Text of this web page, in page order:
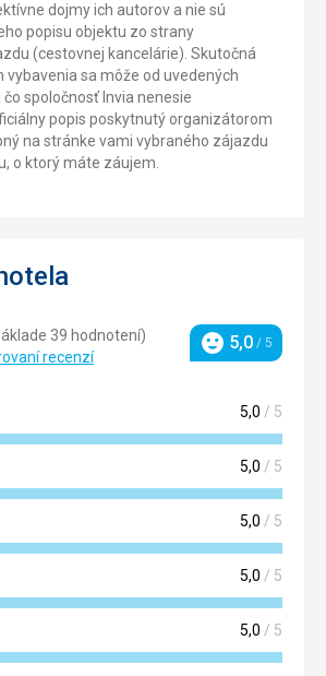
dojmy ich autorov a nie sú
popisu objektu zo strany
(cestovnej kancelárie). Skutočná
vybavenia sa môže od uvedených
spoločnosť Invia nenesie
popis poskytnutý organizátorom
na stránke vami vybraného zájazdu
o ktorý máte záujem.
39 hodnotení)
recenzí
Hodnotenie
5,0 / 5
5,0 / 5
5,0 / 5
5,0 / 5
5,0 / 5
5,0 / 5